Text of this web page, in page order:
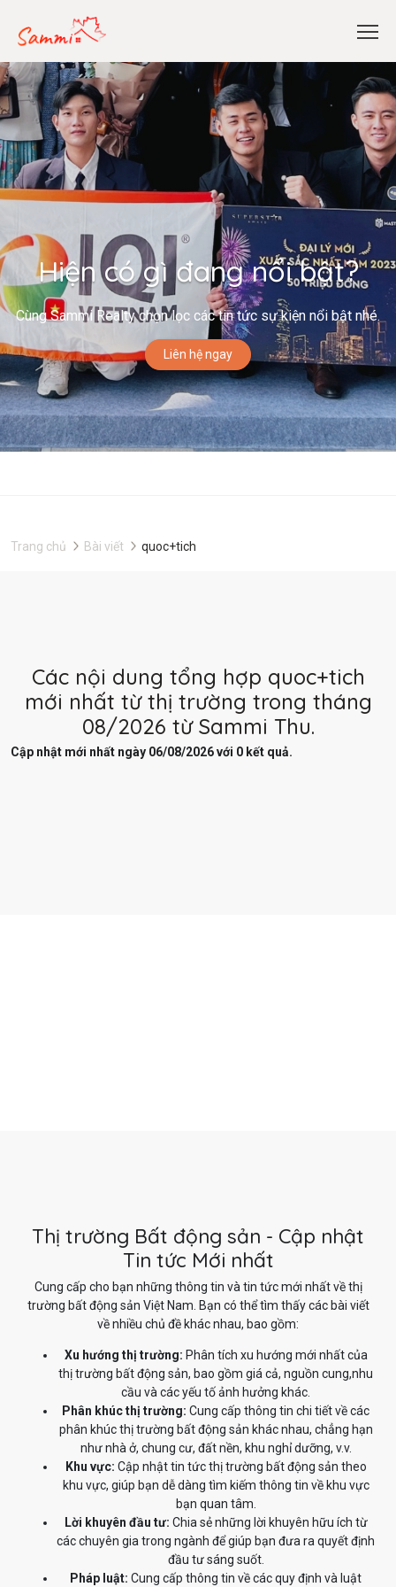
Hiện có gì đang nổi bật?
Cùng Sammi Realty chọn lọc các tin tức sự kiện nổi bật nhé.
Liên hệ ngay
Trang chủ Bài viết quoc+tich
Các nội dung tổng hợp quoc+tich
mới nhất từ thị trường trong tháng
08/2026 từ Sammi Thu.
Cập nhật mới nhất ngày 06/08/2026 với 0 kết quả.
Thị trường Bất động sản - Cập nhật
Tin tức Mới nhất
Cung cấp cho bạn những thông tin và tin tức mới nhất về thị
trường bất động sản Việt Nam. Bạn có thể tìm thấy các bài viết
về nhiều chủ đề khác nhau, bao gồm:
Xu hướng thị trường: Phân tích xu hướng mới nhất của
thị trường bất động sản, bao gồm giá cả, nguồn cung,nhu
cầu và các yếu tố ảnh hưởng khác.
Phân khúc thị trường: Cung cấp thông tin chi tiết về các
phân khúc thị trường bất động sản khác nhau, chẳng hạn
như nhà ở, chung cư, đất nền, khu nghỉ dưỡng, v.v.
Khu vực: Cập nhật tin tức thị trường bất động sản theo
khu vực, giúp bạn dễ dàng tìm kiếm thông tin về khu vực
bạn quan tâm.
Lời khuyên đầu tư: Chia sẻ những lời khuyên hữu ích từ
các chuyên gia trong ngành để giúp bạn đưa ra quyết định
đầu tư sáng suốt.
Pháp luật: Cung cấp thông tin về các quy định và luật